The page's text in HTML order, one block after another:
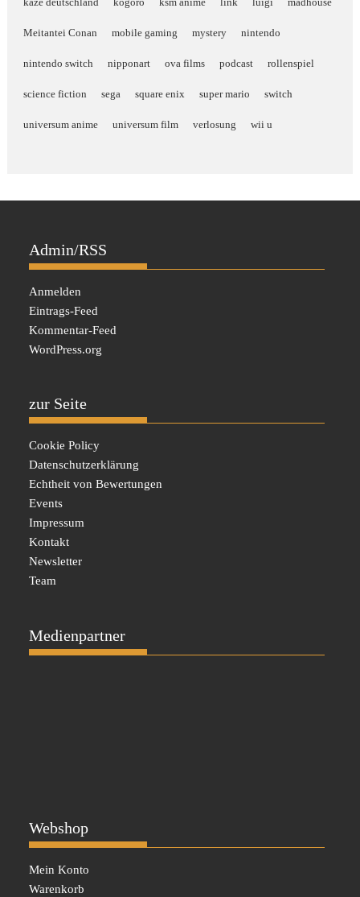
Meitantei Conan mobile gaming mystery nintendo
nintendo switch nipponart ova films podcast rollenspiel
science fiction sega square enix super mario switch
universum anime universum film verlosung wii u
Admin/RSS
Anmelden
Eintrags-Feed
Kommentar-Feed
WordPress.org
zur Seite
Cookie Policy
Datenschutzerklärung
Echtheit von Bewertungen
Events
Impressum
Kontakt
Newsletter
Team
Medienpartner
Webshop
Mein Konto
Warenkorb